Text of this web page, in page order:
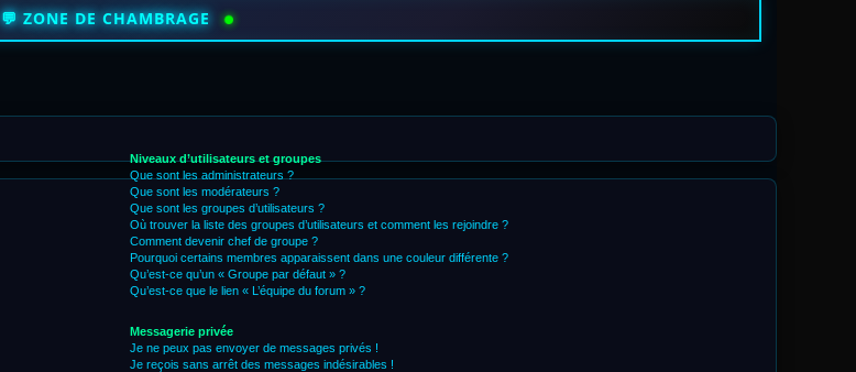
💬 ZONE DE CHAMBRAGE
Niveaux d’utilisateurs et groupes
Que sont les administrateurs ?
Que sont les modérateurs ?
Que sont les groupes d’utilisateurs ?
Où trouver la liste des groupes d’utilisateurs et comment les rejoindre ?
Comment devenir chef de groupe ?
Pourquoi certains membres apparaissent dans une couleur différente ?
Qu’est-ce qu’un « Groupe par défaut » ?
Qu’est-ce que le lien « L’équipe du forum » ?
Messagerie privée
Je ne peux pas envoyer de messages privés !
Je reçois sans arrêt des messages indésirables !